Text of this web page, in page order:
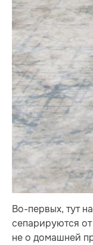
Во-первых, тут
сепарируются
не о домашней